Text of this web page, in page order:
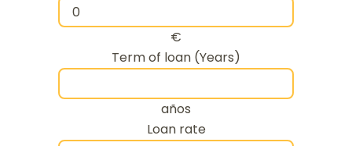
€
Term of loan (Years)
años
Loan rate